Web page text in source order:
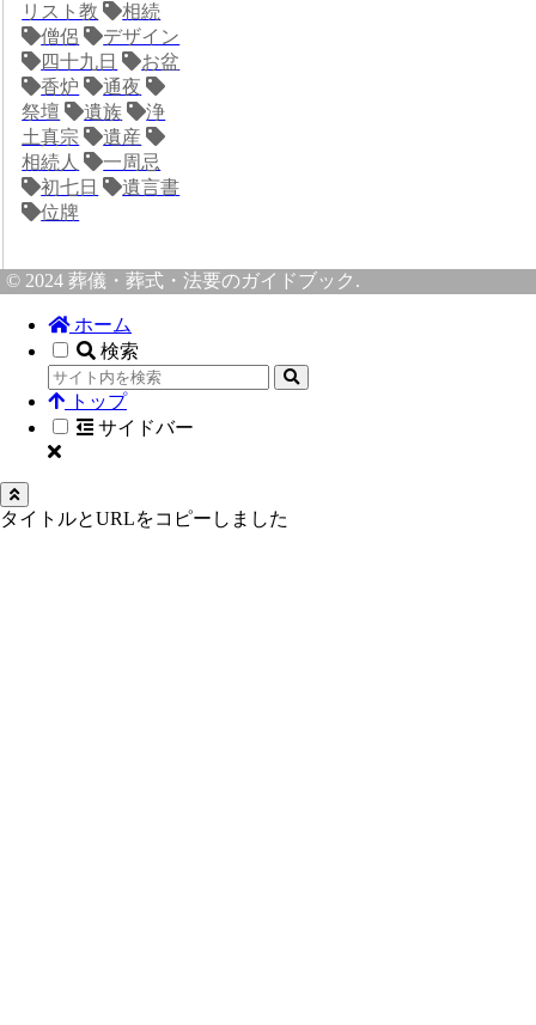
リスト教
相続
僧侶
デザイン
四十九日
お盆
香炉
通夜
祭壇
遺族
浄
土真宗
遺産
相続人
一周忌
初七日
遺言書
位牌
© 2024 葬儀・葬式・法要のガイドブック.
ホーム
検索
トップ
サイドバー
タイトルとURLをコピーしました